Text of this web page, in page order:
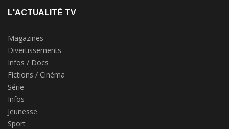
L'ACTUALITÉ TV
Magazines
Divertissements
Infos / Docs
Fictions / Cinéma
Série
Infos
Jeunesse
Sport